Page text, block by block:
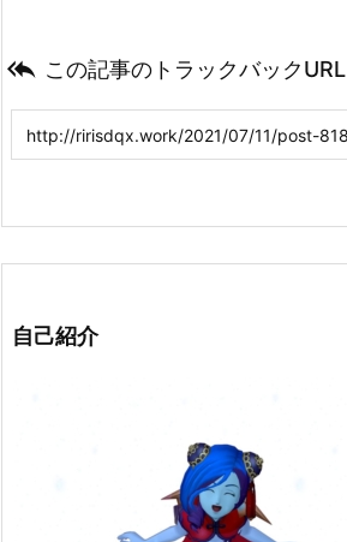
 この記事のトラックバックURL
自己紹介